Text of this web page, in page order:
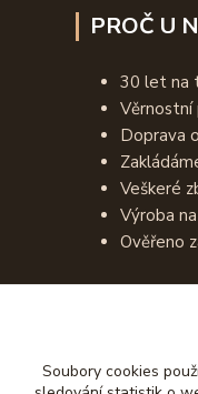
PROČ U
30 let na
Věrnostní
Doprava
Veškeré
Výroba
Ověřeno
Soubory cookies